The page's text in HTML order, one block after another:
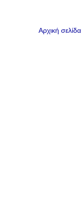
Αρχική σελίδα